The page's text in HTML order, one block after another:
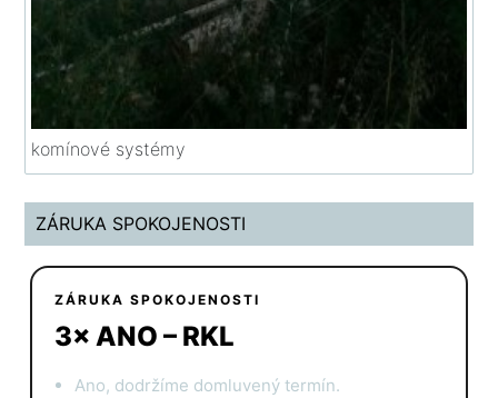
komínové systémy
ZÁRUKA SPOKOJENOSTI
ZÁRUKA SPOKOJENOSTI
3× ANO – RKL
Ano, dodržíme domluvený termín.